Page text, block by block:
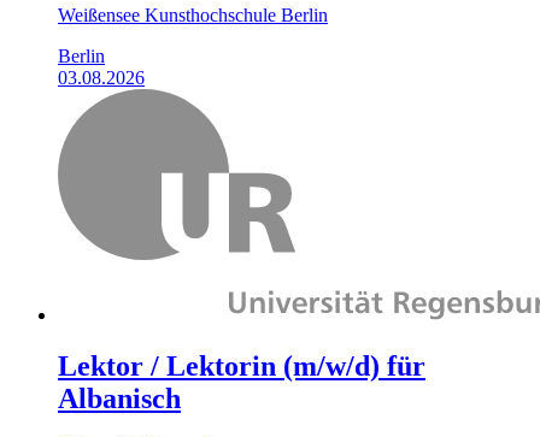
Weißensee Kunsthochschule Berlin
Berlin
03.08.2026
Lektor / Lektorin (m/w/d) für
Albanisch